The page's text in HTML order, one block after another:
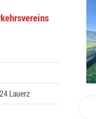
Lauerz